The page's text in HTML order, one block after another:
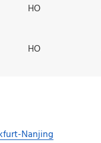
HO
HO
Nanjing